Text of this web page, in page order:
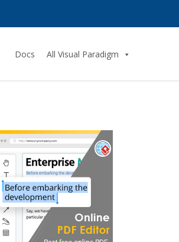
Docs All Visual Paradigm